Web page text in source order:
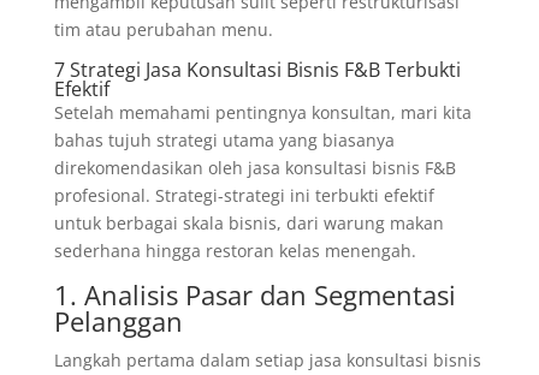
tim atau perubahan menu.
7 Strategi Jasa Konsultasi Bisnis F&B Terbukti
Efektif
Setelah memahami pentingnya konsultan, mari kita
bahas tujuh strategi utama yang biasanya
direkomendasikan oleh jasa konsultasi bisnis F&B
profesional. Strategi-strategi ini terbukti efektif
untuk berbagai skala bisnis, dari warung makan
sederhana hingga restoran kelas menengah.
1. Analisis Pasar dan Segmentasi
Pelanggan
Langkah pertama dalam setiap jasa konsultasi bisnis